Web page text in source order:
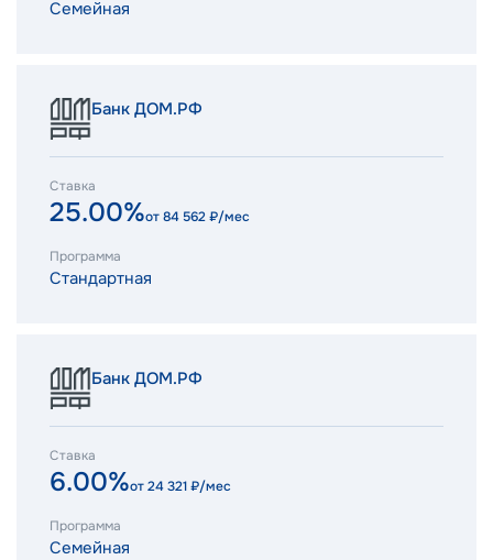
Семейная
Банк ДОМ.РФ
Ставка
25.00%от84 562₽/мес
Программа
Стандартная
Банк ДОМ.РФ
Ставка
6.00%от24 321₽/мес
Программа
Семейная